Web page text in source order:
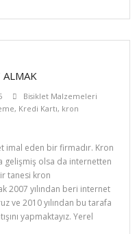
ALMAK
Bisiklet Malzemeleri
, Kredi Kartı, kron
imal eden bir firmadır. Kron
gelişmiş olsa da internetten
tanesi kron
2007 yılından beri internet
ve 2010 yılından bu tarafa
yapmaktayız. Yerel